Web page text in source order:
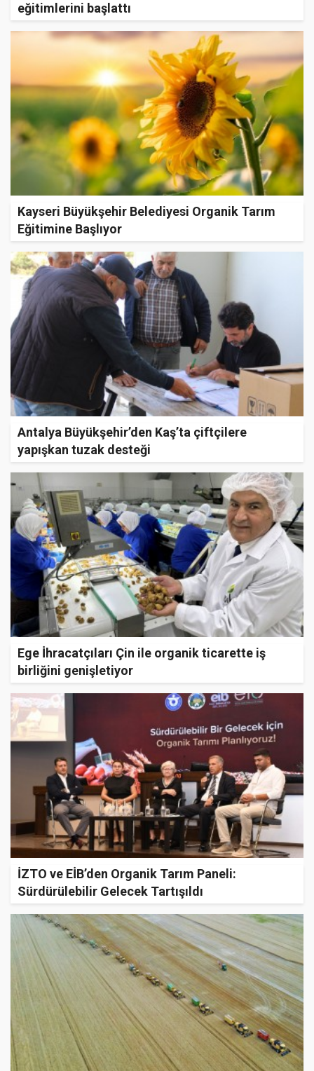
eğitimlerini başlattı
Kayseri Büyükşehir Belediyesi Organik Tarım
Eğitimine Başlıyor
Antalya Büyükşehir’den Kaş’ta çiftçilere
yapışkan tuzak desteği
Ege İhracatçıları Çin ile organik ticarette iş
birliğini genişletiyor
İZTO ve EİB’den Organik Tarım Paneli:
Sürdürülebilir Gelecek Tartışıldı